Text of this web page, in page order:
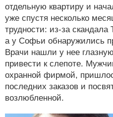
отдельную квартиру и
уже спустя несколько
трудности: из-за
а у Софьи обнаружились
Врачи нашли у нее
привести к слепоте.
охранной фирмой,
последних заказов и
возлюбленной.